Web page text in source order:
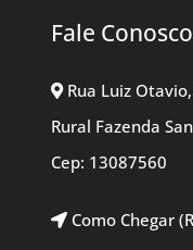
Fale Conosco
Rua Luiz
Rural Fazenda
Cep: 13087560
Como Chegar